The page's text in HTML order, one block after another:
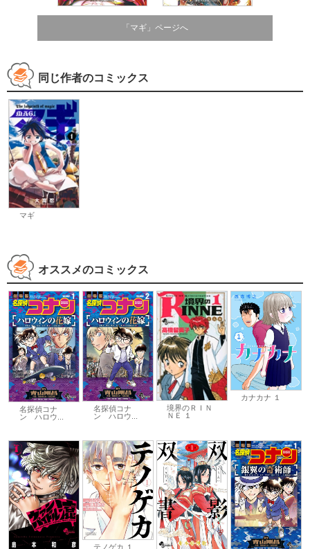
「マギ」ページへ
同じ作者のコミックス
マギ
オススメのコミックス
名探偵コナ
ン ハロウ...
名探偵コナ
ン ハロウ...
境界のＲＩＮ
ＮＥ １
カナカナ １
テノゲカ １